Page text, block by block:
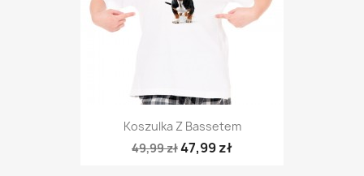
Koszulka Z Bassetem
49,99 zł47,99 zł